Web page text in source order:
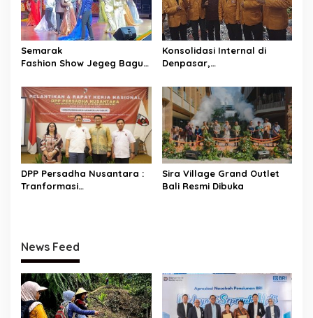
Semarak
Fashion Show Jegeg Bagus
Pamerkan Karakter
dan Penguasaan catwalk
Konsolidasi Internal di
Denpasar,
PAC untuk Verifikasi KPU
DPP Persadha Nusantara :
Tranformasi
Sira Village Grand Outlet
Bali Resmi Dibuka
News Feed